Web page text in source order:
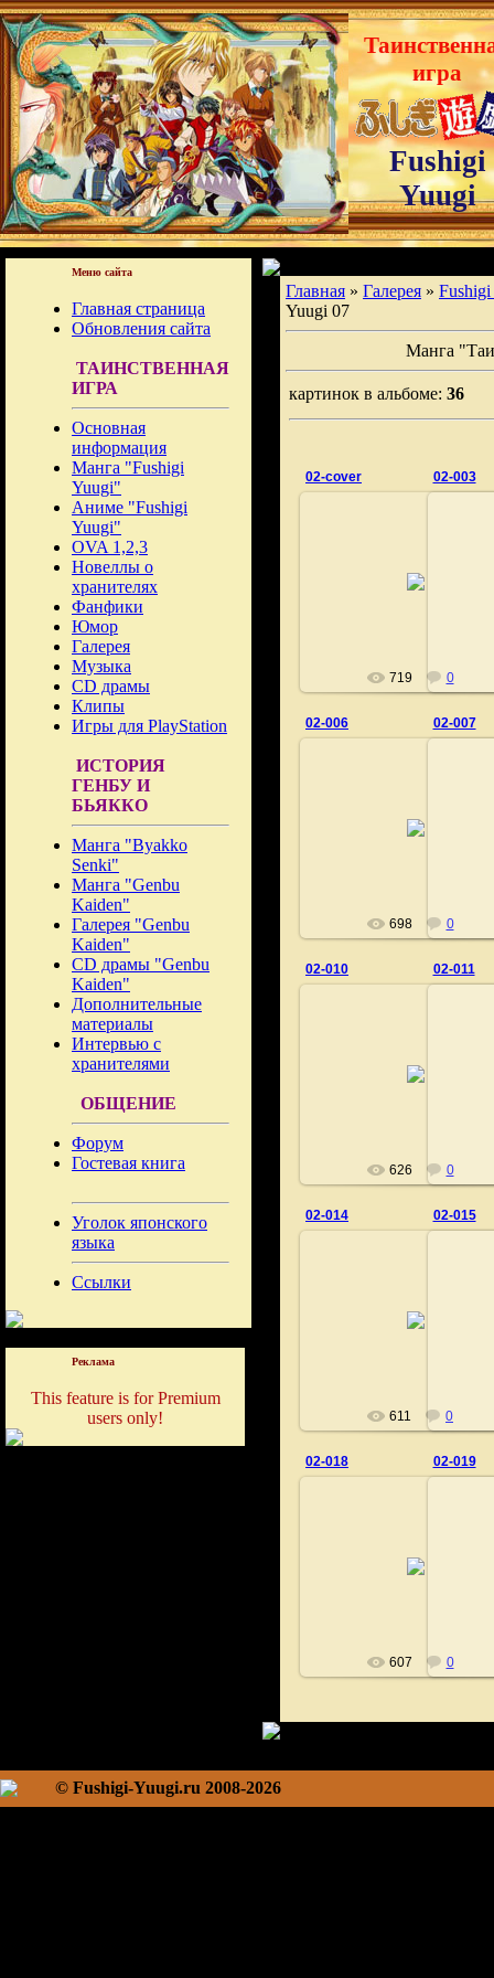
игра
Fushigi
Yuugi
Меню сайта
Главная страница
Обновления сайта
ТАИНСТВЕННАЯ
ИГРА
Основная
информация
Манга "Fushigi
Yuugi"
Аниме "Fushigi
Yuugi"
OVA 1,2,3
Новеллы о
хранителях
Фанфики
Юмор
Галерея
Музыка
CD драмы
Клипы
Игры для PlayStation
ИСТОРИЯ
ГЕНБУ И
БЬЯККО
Манга "Byakko
Senki"
Манга "Genbu
Kaiden"
Галерея "Genbu
Kaiden"
CD драмы "Genbu
Kaiden"
Дополнительные
материалы
Интервью с
хранителями
ОБЩЕНИЕ
Форум
Гостевая книга
Уголок японского
языка
Ссылки
Реклама
This feature is for Premium
users only!
Главная » Галерея » Fushigi
Yuugi 07
Манга
картинок в альбоме: 36
02-cover
719 0
02-003
02-006
698 0
02-007
02-010
626 0
02-011
02-014
611 0
02-015
02-018
607 0
02-019
© Fushigi-Yuugi.ru 2008-2026